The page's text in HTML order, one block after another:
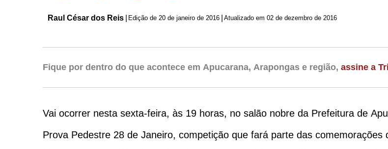
Raul César dos Reis Edição de 20 de janeiro de 2016 Atualizado em 02 de dezembro de 2016
Fique por dentro do que acontece em Apucarana, Arapongas e região, assine a
Vai ocorrer nesta sexta-feira, às 19 horas, no salão nobre da Prefeitura de
Prova Pedestre 28 de Janeiro, competição que fará parte das